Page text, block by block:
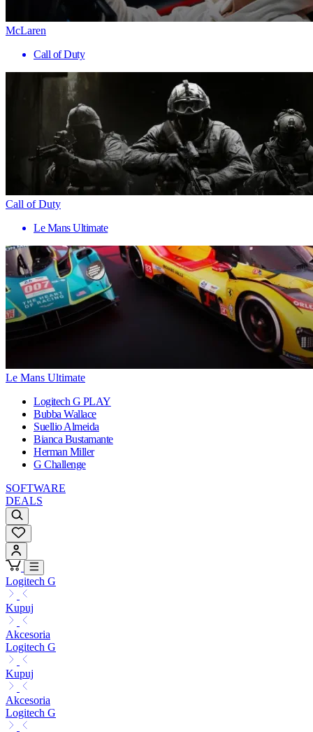
McLaren
Call of Duty
Call of Duty
Le Mans Ultimate
Le Mans Ultimate
Logitech G PLAY
Bubba Wallace
Suellio Almeida
Bianca Bustamante
Herman Miller
G Challenge
SOFTWARE
DEALS
Logitech G
Kupuj
Akcesoria
Logitech G
Kupuj
Akcesoria
Logitech G